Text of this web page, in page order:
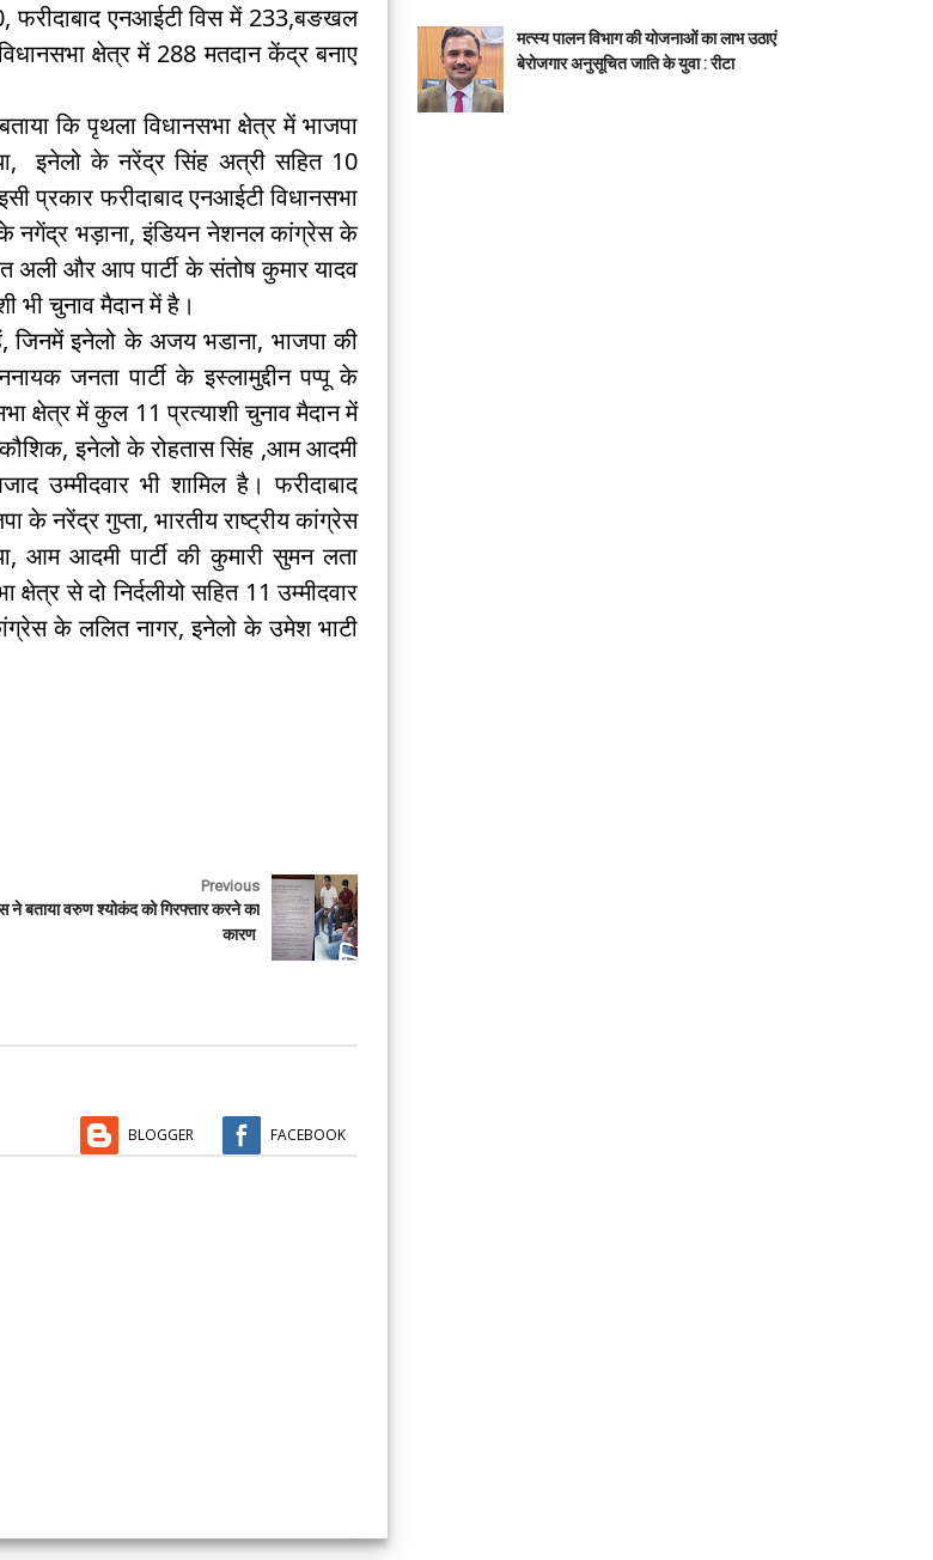
फरीदाबाद एनआईटी विस में 233,बङखल
क्षेत्र में 288 मतदान केंद्र बनाए
कि पृथला विधानसभा क्षेत्र में भाजपा
इनेलो के नरेंद्र सिंह अत्री सहित 10
प्रकार फरीदाबाद एनआईटी विधानसभा
नगेंद्र भड़ाना, इंडियन नेशनल कांग्रेस के
अली और आप पार्टी के संतोष कुमार यादव
भी चुनाव मैदान में है।
जिनमें इनेलो के अजय भडाना, भाजपा की
जनता पार्टी के इस्लामुद्दीन पप्पू के
क्षेत्र में कुल 11 प्रत्याशी चुनाव मैदान में
इनेलो के रोहतास सिंह ,आम आदमी
उम्मीदवार भी शामिल है। फरीदाबाद
के नरेंद्र गुप्ता, भारतीय राष्ट्रीय कांग्रेस
आम आदमी पार्टी की कुमारी सुमन लता
से दो निर्दलीयो सहित 11 उम्मीदवार
के ललित नागर, इनेलो के उमेश भाटी
Previous
ने बताया वरुण श्योकंद को गिरफ्तार करने का
कारण
BLOGGER FACEBOOK
मत्स्य पालन विभाग की योजनाओं का लाभ उठाएं
बेरोजगार अनुसूचित जाति के युवा : रीटा